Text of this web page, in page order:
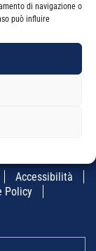
di navigazione o
può influire
nuovi
Accessibilità
Policy